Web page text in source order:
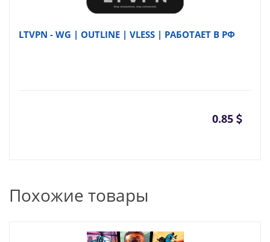
LTVPN - WG | OUTLINE | VLESS | РАБОТАЕТ В РФ
0.85
Похожие товары